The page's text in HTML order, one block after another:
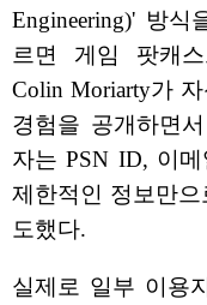
Engineering)' 방식
르면 게임 팟캐스
Colin Moriarty가
경험을 공개하면
자는 PSN ID, 이
제한적인 정보만으
도했다.
실제로 일부 이용